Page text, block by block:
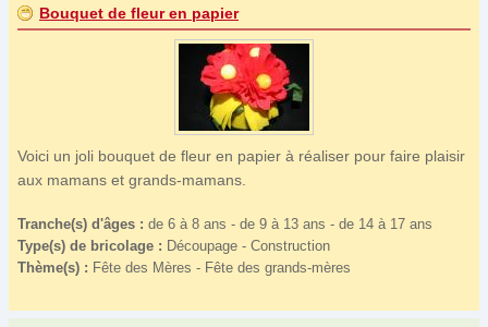
St Nicolas
Bouquet de fleur en papier
Voici un joli bouquet de fleur en papier à réaliser pour faire plaisir
aux mamans et grands-mamans.
Tranche(s) d'âges : de 6 à 8 ans - de 9 à 13 ans - de 14 à 17 ans
Type(s) de bricolage : Découpage - Construction
Thème(s) : Fête des Mères - Fête des grands-mères